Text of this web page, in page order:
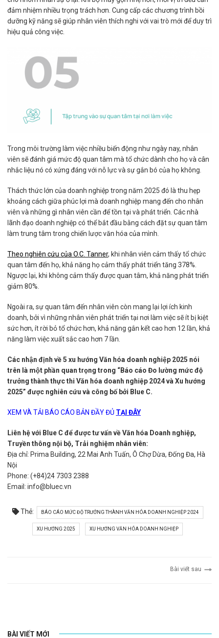
đảm nhiệm nhiều trọng trách hơn. Cung cấp các chương trình bồi
dưỡng kỹ năng sẽ giúp nhân viên thích nghi với vai trò mới để duy trì
hiệu quả công việc.
Trong môi trường làm việc nhiều biến động như ngày nay, nhân
viên sẽ đánh giá mức độ quan tâm mà tổ chức dành cho họ và cân
nhắc liệu nó có xứng đáng với nỗ lực và sự gắn bó của họ không.
Thách thức lớn của doanh nghiệp trong năm 2025 đó là thu hẹp
khoảng cách giữa phúc lợi mà doanh nghiệp mang đến cho nhân
viên và những gì nhân viên cần để tồn tại và phát triển. Các nhà
lãnh đạo doanh nghiệp có thể bắt đầu bằng cách đặt sự quan tâm
làm trung tâm trong chiến lược văn hóa của mình.
Theo nghiên cứu của O.C. Tanner, khi nhân viên cảm thấy tổ chức
quan tâm đến họ, khả năng họ cảm thấy phát triển tăng 378%.
Ngược lại, khi không cảm thấy được quan tâm, khả năng phát triển
giảm 80%.
Ngoài ra, sự quan tâm đến nhân viên còn mang lại lợi ích kinh
doanh, bởi vì những nhân viên phát triển tại nơi làm việc sẽ ít bị kiệt
sức hơn, ít rời bỏ tổ chức hơn, khả năng gắn kết cao hơn 12 lần, khả
năng làm việc xuất sắc cao hơn 7 lần.
Các nhận định về 5 xu hướng Văn hóa doanh nghiệp 2025 nói
trên là một phần quan trọng trong “Báo cáo Đo lường mức độ
trưởng thành thực thi Văn hóa doanh nghiệp 2024 và Xu hướng
2025” được nghiên cứu và công bố bởi Blue C.
XEM VÀ TẢI BÁO CÁO BẢN ĐẦY ĐỦ TẠI ĐÂY
Liên hệ với Blue C để được tư vấn về Văn hóa Doanh nghiệp,
Truyền thông nội bộ, Trải nghiệm nhân viên:
Địa chỉ: Prima Building, 22 Mai Anh Tuấn, Ô Chợ Dừa, Đống Đa, Hà
Nội
Phone: (+84)24 7303 2388
Email: info@bluec.vn
Thẻ: BÁO CÁO MỨC ĐỘ TRƯỞNG THÀNH VĂN HÓA DOANH NGHIỆP 2024
XU HƯỚNG 2025 XU HƯỚNG VĂN HÓA DOANH NGHIỆP
Bài viết sau
BÀI VIẾT MỚI